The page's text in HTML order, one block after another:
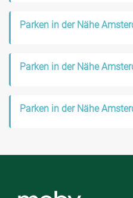
Parken in der Nähe
Parken in der Nähe
Parken in der Nähe